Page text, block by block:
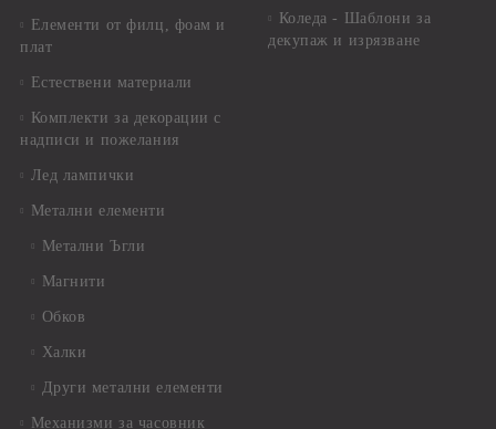
Елементи от филц, фоам и
плат
Естествени материали
Комплекти за декорации с
надписи и пожелания
Лед лампички
Метални елементи
Метални Ъгли
Магнити
Обков
Халки
Други метални елементи
Механизми за часовник
Коледа - Шаблони за
декупаж и изрязване